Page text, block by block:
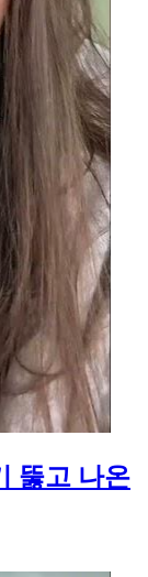
뚫고 나온